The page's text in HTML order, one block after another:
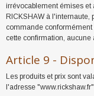
irrévocablement émises et
RICKSHAW à l'internaute,
commande
cette confirmation,
Article 9 -
Les produits et prix sont
l'adresse